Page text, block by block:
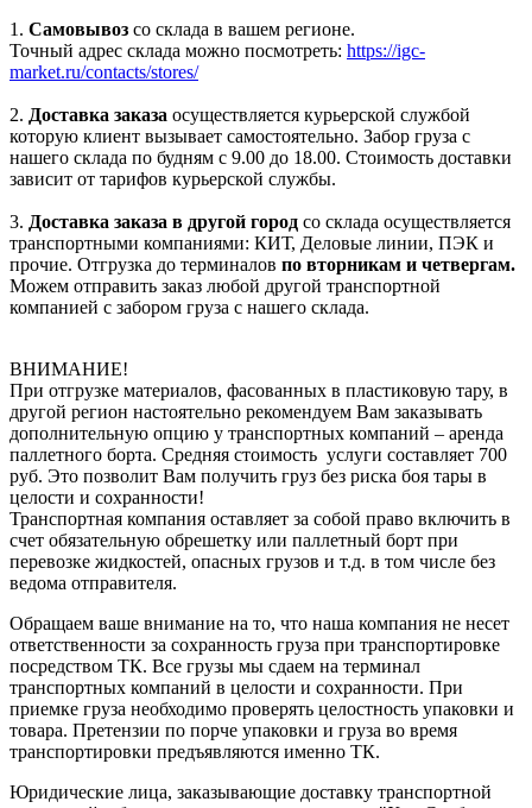
1. Самовывоз со склада в вашем регионе.
Точный адрес склада можно посмотреть: https://igc-
market.ru/contacts/stores/
2. Доставка заказа осуществляется курьерской службой
которую клиент вызывает самостоятельно. Забор груза с
нашего склада по будням с 9.00 до 18.00. Стоимость доставки
зависит от тарифов курьерской службы.
3. Доставка заказа в другой город со склада осуществляется
транспортными компаниями: КИТ, Деловые линии, ПЭК и
прочие. Отгрузка до терминалов по вторникам и четвергам.
Можем отправить заказ любой другой транспортной
компанией с забором груза с нашего склада.
ВНИМАНИЕ!
При отгрузке материалов, фасованных в пластиковую тару, в
другой регион настоятельно рекомендуем Вам заказывать
дополнительную опцию у транспортных компаний – аренда
паллетного борта. Средняя стоимость услуги составляет 700
руб. Это позволит Вам получить груз без риска боя тары в
целости и сохранности!
Транспортная компания оставляет за собой право включить в
счет обязательную обрешетку или паллетный борт при
перевозке жидкостей, опасных грузов и т.д. в том числе без
ведома отправителя.
Обращаем ваше внимание на то, что наша компания не несет
ответственности за сохранность груза при транспортировке
посредством ТК. Все грузы мы сдаем на терминал
транспортных компаний в целости и сохранности. При
приемке груза необходимо проверять целостность упаковки и
товара. Претензии по порче упаковки и груза во время
транспортировки предъявляются именно ТК.
Юридические лица, заказывающие доставку транспортной